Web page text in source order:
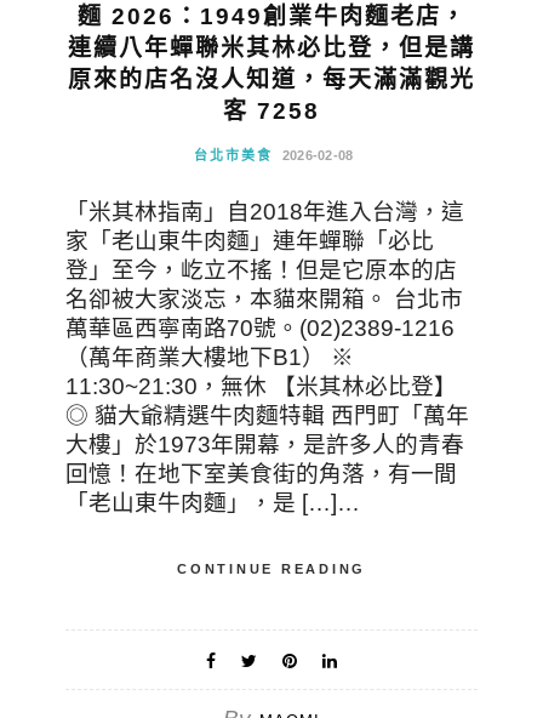
麵 2026：1949創業牛肉麵老店，
連續八年蟬聯米其林必比登，但是講
原來的店名沒人知道，每天滿滿觀光
客 7258
台北市美食 2026-02-08
「米其林指南」自2018年進入台灣，這
家「老山東牛肉麵」連年蟬聯「必比
登」至今，屹立不搖！但是它原本的店
名卻被大家淡忘，本貓來開箱。 台北市
萬華區西寧南路70號。(02)2389-1216
（萬年商業大樓地下B1） ※
11:30~21:30，無休 【米其林必比登】
◎ 貓大爺精選牛肉麵特輯 西門町「萬年
大樓」於1973年開幕，是許多人的青春
回憶！在地下室美食街的角落，有一間
「老山東牛肉麵」，是 […]…
CONTINUE READING